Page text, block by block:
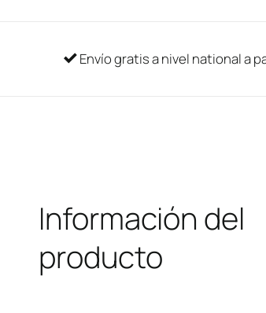
Envío gratis a nivel national a
Información del
producto